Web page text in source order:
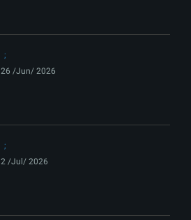
26 /Jun/ 2026
2 /Jul/ 2026